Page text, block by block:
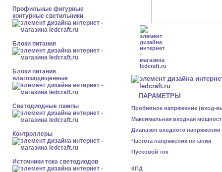
Профильные фигурные
контурные светильники
Блоки питания
Блоки питания
влагозащищенные
Светодиодные лампы
Контроллеры
Источники тока светодиодов
ПАРАМЕТРЫ
Пробивное напряжение (вход-
Максимальная входная
Диапазон входного напряжения
Частота напряжения питания
Пусковой ток
КПД